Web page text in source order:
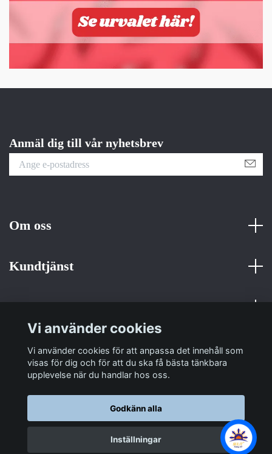
Anmäl dig till vår nyhetsbrev
Om oss
Kundtjänst
Sociala medier
© 2026 Sulit Trading
Vi använder cookies
Vi använder cookies för att anpassa det innehåll som
visas för dig och för att du ska få bästa tänkbara
upplevelse när du handlar hos oss.
Godkänn alla
Inställningar